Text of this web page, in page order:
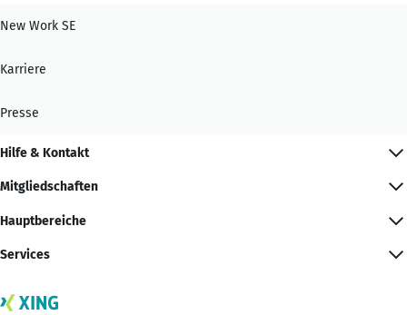
New Work SE
Karriere
Presse
Hilfe & Kontakt
Mitgliedschaften
Hauptbereiche
Services